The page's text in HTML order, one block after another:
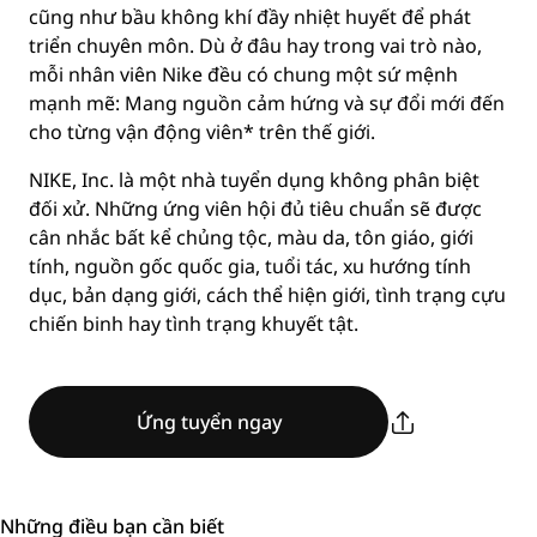
cũng như bầu không khí đầy nhiệt huyết để phát
triển chuyên môn. Dù ở đâu hay trong vai trò nào,
mỗi nhân viên Nike đều có chung một sứ mệnh
mạnh mẽ: Mang nguồn cảm hứng và sự đổi mới đến
cho từng vận động viên* trên thế giới.
NIKE, Inc. là một nhà tuyển dụng không phân biệt
đối xử. Những ứng viên hội đủ tiêu chuẩn sẽ được
cân nhắc bất kể chủng tộc, màu da, tôn giáo, giới
tính, nguồn gốc quốc gia, tuổi tác, xu hướng tính
dục, bản dạng giới, cách thể hiện giới, tình trạng cựu
chiến binh hay tình trạng khuyết tật.
Ứng tuyển ngay
Những điều bạn cần biết